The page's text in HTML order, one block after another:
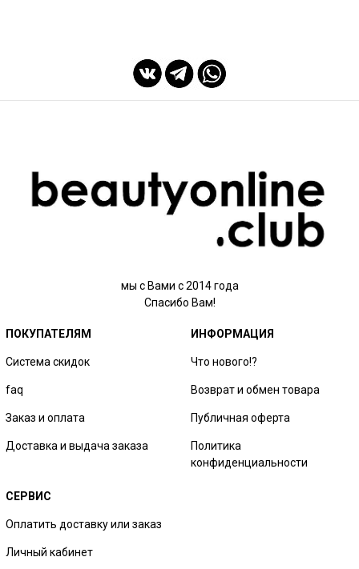
мы с Вами с 2014 года
Спасибо Вам!
ПОКУПАТЕЛЯМ
Система скидок
faq
Заказ и оплата
Доставка и выдача заказа
ИНФОРМАЦИЯ
Что нового!?
Возврат и обмен товара
Публичная оферта
Политика
конфиденциальности
СЕРВИС
Оплатить доставку или заказ
Личный кабинет